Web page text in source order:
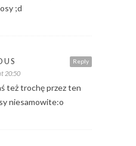
;d
Reply
20:50
też trochę przez ten
niesamowite:o